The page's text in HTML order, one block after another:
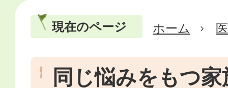
現在のページ ホーム
同じ悩みをもつ